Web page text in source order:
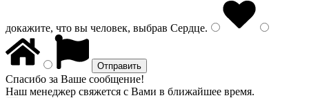
докажите, что вы человек, выбрав Сердце.
Спасибо за Ваше сообщение!
Наш менеджер свяжется с Вами в ближайшее время.